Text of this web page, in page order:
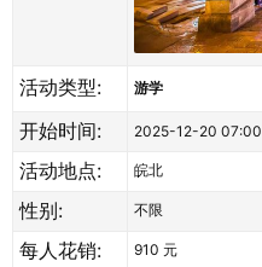
活动类型: 游学
开始时间: 2025-12-20 07:00
活动地点: 皖北
性别: 不限
每人花销: 910 元